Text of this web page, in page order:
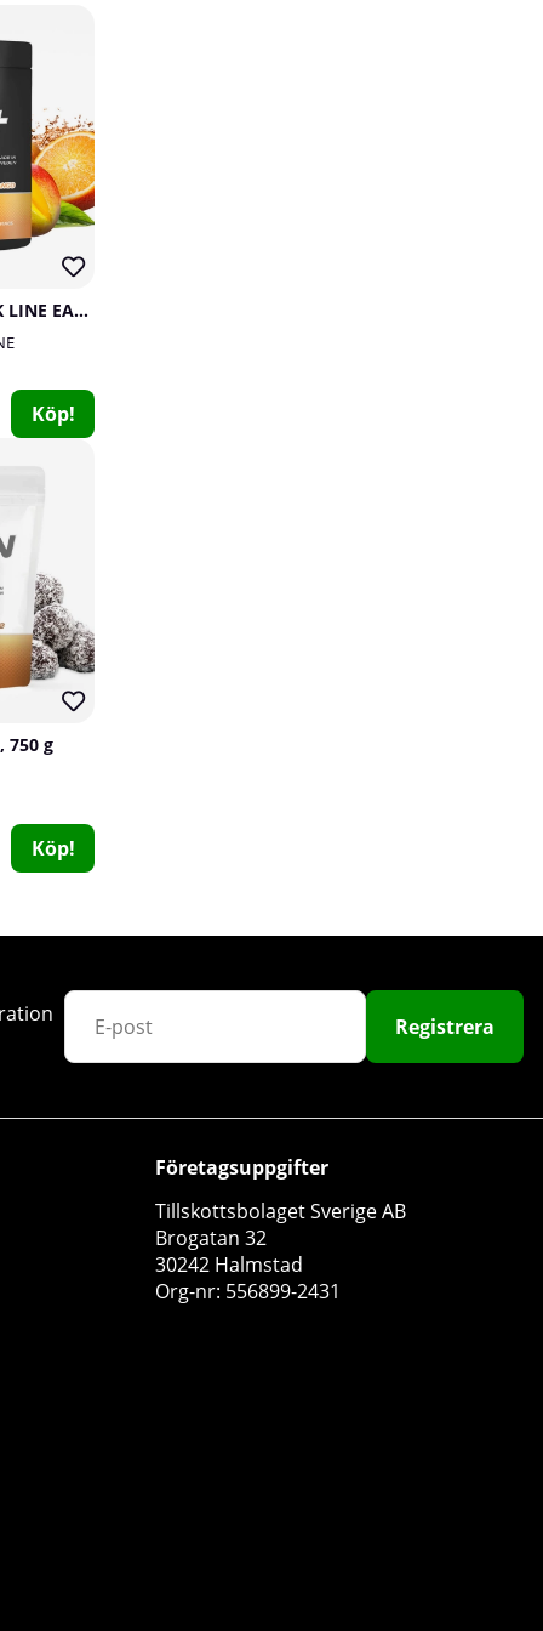
SOLID Nutrition BLACK LINE EAA+, 440 g
Köp!
750 g
Köp!
Registrera
Företagsuppgifter
Tillskottsbolaget Sverige AB
Brogatan 32
30242 Halmstad
Org-nr: 556899-2431